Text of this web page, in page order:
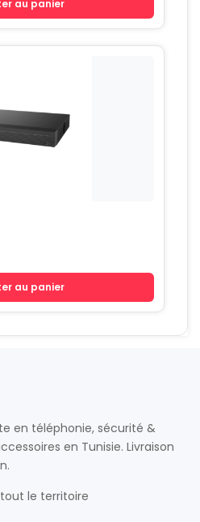
au panier
au panier
en téléphonie, sécurité &
en Tunisie. Livraison
le territoire